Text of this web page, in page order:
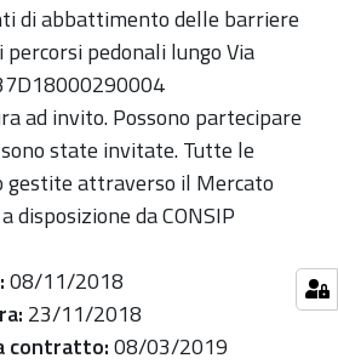
di abbattimento delle barriere
pedonali lungo Via
ad invito. Possono partecipare
state invitate. Tutte le
gestite attraverso il Mercato
disposizione da CONSIP
08/11/2018
23/11/2018
contratto:08/03/2019